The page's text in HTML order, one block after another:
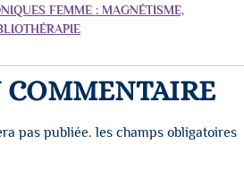
FEMME : MAGNÉTISME,
COMMENTAIRE
pas publiée. les champs obligatoires